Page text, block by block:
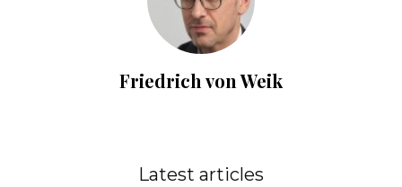
Friedrich von Weik
Latest articles